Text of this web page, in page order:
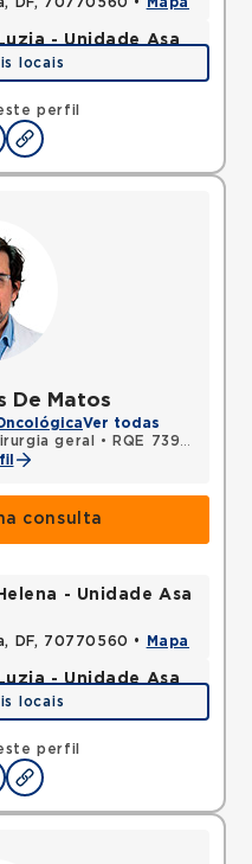
perfil
- Unidade Asa
70390903 •Mapa
locais
De Matos
Ver todas
geral •
RQE 7392 - Cancerologia/cancerologia cirúrgica
consulta
perfil
- Unidade Asa
DF, 70770560 • Mapa
- Unidade Asa
70390903 •Mapa
locais